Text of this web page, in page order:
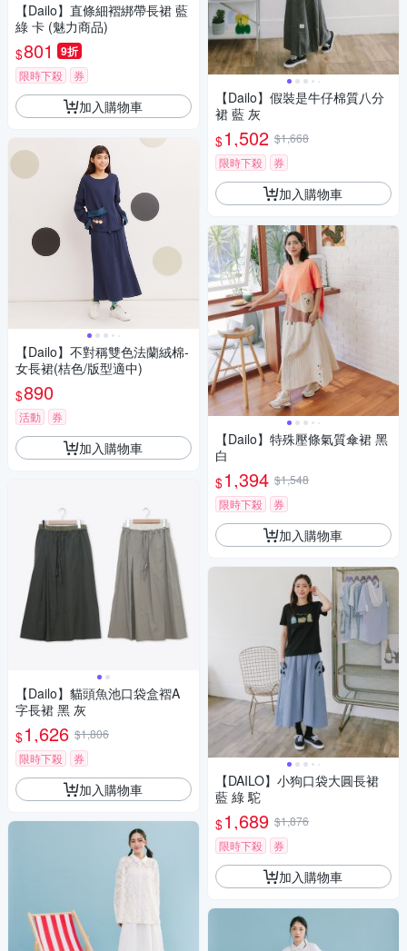
【Dailo】直條細褶綁帶長裙 藍
綠 卡 (魅力商品)
$801 9折
限時下殺 券
加入購物車
【Dailo】不對稱雙色法蘭絨棉-
女長裙(桔色/版型適中)
$890
活動 券
加入購物車
【Dailo】貓頭魚池口袋盒褶A
字長裙 黑 灰
$1,626 $1,806
限時下殺
券
加入購物車
【Dailo】假裝是牛仔棉質八分
裙 藍 灰
$1,502 $1,668
限時下殺
券
加入購物車
【Dailo】特殊壓條氣質傘裙 黑
白
$1,394 $1,548
限時下殺
券
加入購物車
【DAILO】小狗口袋大圓長裙
藍 綠 駝
$1,689 $1,876
限時下殺
券
加入購物車